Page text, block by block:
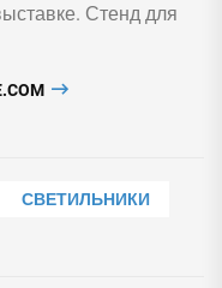
Стенд для
СВЕТИЛЬНИКИ